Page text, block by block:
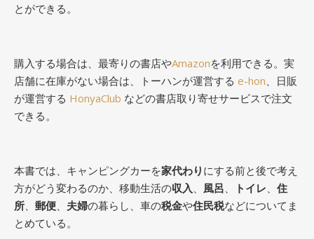
とができる。
購入する場合は、最寄りの書店やAmazonを利用できる。実
店舗に在庫がない場合は、トーハンが運営する e-hon 、日販
が運営する HonyaClub などの書店取り寄せサービスで注文
できる。
本書では、キャンピングカーを家代わり にする前と後で考え
方がどう変わるのか、移動生活の収入 風呂 トイレ
住
所
郵便 夫婦の暮らし、車の税金や住民税などについてま
とめている。